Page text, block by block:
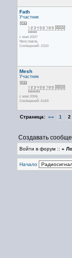
Fath
Участник
с мая 2007
Ярославль
Сообщений: 2320
Mesh
Участник
с мая 2006
Сообщений: 6169
Страница: «« 1 2
Создавать
Войти в форум :: »
Начало